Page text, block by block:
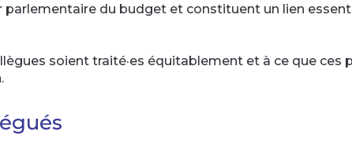
du budget et constituent un lien
soient traité·es équitablement et à ce que